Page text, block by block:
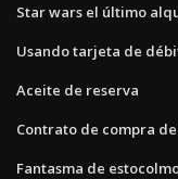
Star wars el último
Usando tarjeta de
Aceite de reserva
Contrato de compra
Fantasma de